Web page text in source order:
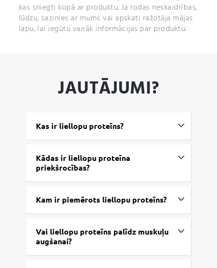
kas sniegti kopā ar produktu. Ja rodas neskaidrības,
lūdzu, sazinies ar mums vai apskati ražotāja mājas
lapu, lai iegūtu vairāk informācijas par produktu.
JAUTĀJUMI?
Kas ir liellopu proteīns?
Kādas ir liellopu proteīna
priekšrocības?
Kam ir piemērots liellopu proteīns?
Vai liellopu proteīns palīdz muskuļu
augšanai?